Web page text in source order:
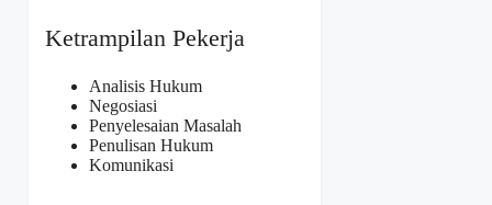
Ketrampilan Pekerja
Analisis Hukum
Negosiasi
Penyelesaian Masalah
Penulisan Hukum
Komunikasi